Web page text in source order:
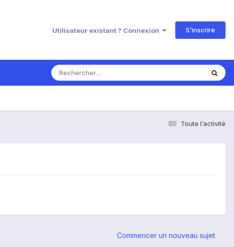
Utilisateur existant ? Connexion S’inscrire
Toute l’activité
Commencer un nouveau sujet